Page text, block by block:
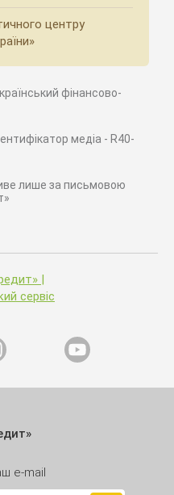
центру
фінансово-
медіа - R40-
лише за письмовою
e-mail